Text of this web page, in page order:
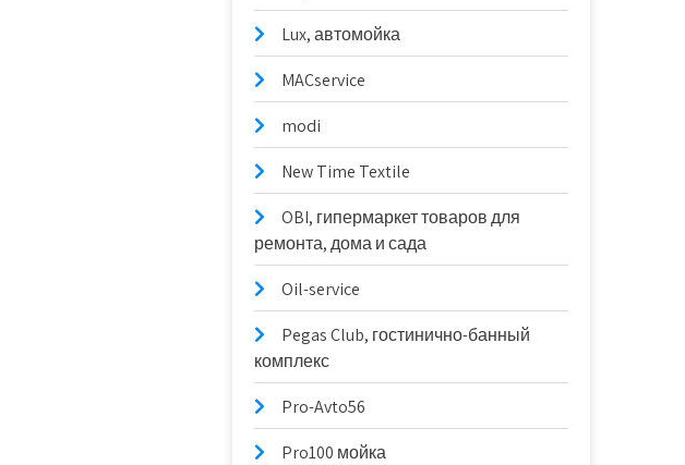
Lux, автомойка
MACservice
modi
New Time Textile
OBI, гипермаркет товаров для
ремонта, дома и сада
Oil-service
Pegas Club, гостинично-банный
комплекс
Pro-Avto56
Pro100 мойка